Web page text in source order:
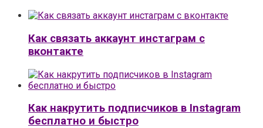
Как связать аккаунт инстаграм с
вконтакте
Как накрутить подписчиков в Instagram
бесплатно и быстро